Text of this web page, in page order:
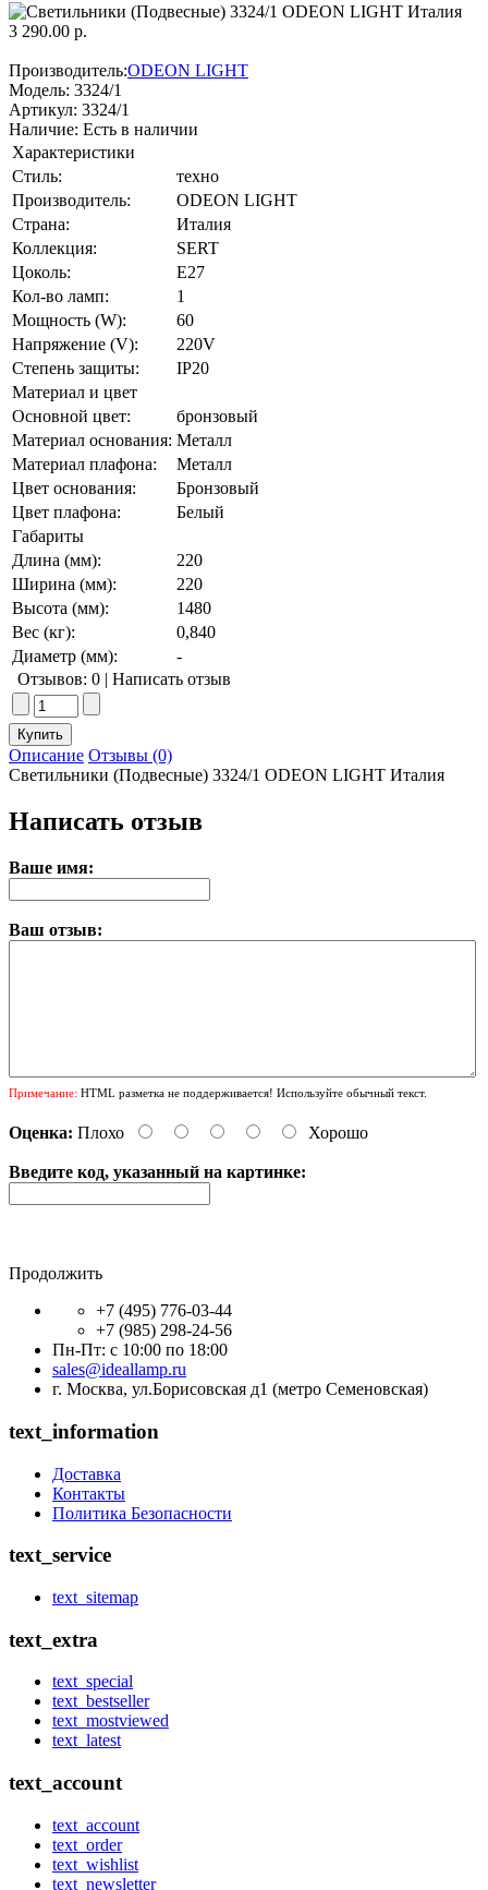
3 290.00 р.
Производитель:ODEON LIGHT
Модель: 3324/1
Артикул: 3324/1
Наличие: Есть в наличии
Характеристики
Стиль:
техно
Производитель:
ODEON LIGHT
Страна:
Италия
Коллекция:
SERT
Цоколь:
E27
Кол-во ламп:
1
Мощность (W):
60
Напряжение (V):
220V
Степень защиты:
IP20
Материал и цвет
Основной цвет:
бронзовый
Материал основания: Металл
Материал плафона:
Металл
Цвет основания:
Бронзовый
Цвет плафона:
Белый
Габариты
Длина (мм):
220
Ширина (мм):
220
Высота (мм):
1480
Вес (кг):
0,840
Диаметр (мм):
-
Отзывов: 0 | Написать отзыв
Описание Отзывы (0)
Светильники (Подвесные) 3324/1 ODEON LIGHT Италия
Написать отзыв
Ваше имя:
Ваш отзыв:
Примечание: HTML разметка не поддерживается! Используйте обычный текст.
Оценка: Плохо Хорошо
Введите код, указанный на картинке:
Продолжить
+7 (495) 776-03-44
+7 (985) 298-24-56
Пн-Пт: с 10:00 по 18:00
sales@ideallamp.ru
г. Москва, ул.Борисовская д1 (метро Семеновская)
text_information
Доставка
Контакты
Политика Безопасности
text_service
text_sitemap
text_extra
text_special
text_bestseller
text_mostviewed
text_latest
text_account
text_account
text_order
text_wishlist
text_newsletter